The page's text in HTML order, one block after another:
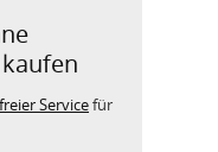
Servicefür